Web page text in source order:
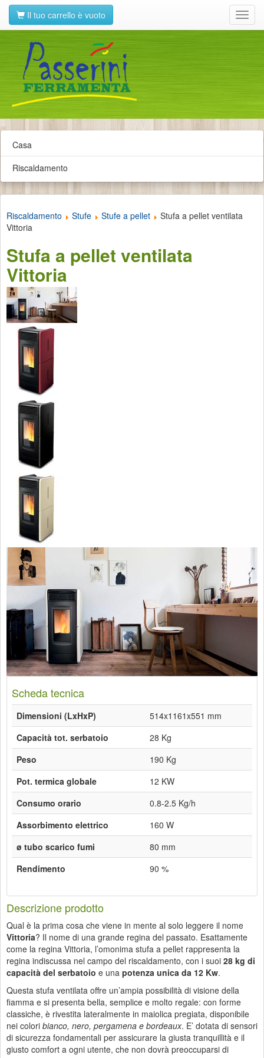
Il tuo carrello è vuoto
Casa
Riscaldamento
Riscaldamento Stufe Stufe a pellet
Stufa a pellet ventilata
Vittoria
Stufa a pellet ventilata
Vittoria
Scheda tecnica
Dimensioni (LxHxP)
514x1161x551 mm
Capacità tot. serbatoio
28 Kg
Peso
190 Kg
Pot. termica globale
12 KW
Consumo orario
0.8-2.5 Kg/h
Assorbimento elettrico
160 W
ø tubo scarico fumi
80 mm
Rendimento
90 %
Descrizione prodotto
Qual è la prima cosa che viene in mente al solo leggere il nome
Vittoria? Il nome di una grande regina del passato. Esattamente
come la regina Vittoria, l’omonima stufa a pellet rappresenta la
regina indiscussa nel campo del riscaldamento, con i suoi 28 kg di
capacità del serbatoio e una potenza unica da 12 Kw.
Questa stufa ventilata offre un’ampia possibilità di visione della
fiamma e si presenta bella, semplice e molto regale: con forme
classiche, è rivestita lateralmente in maiolica pregiata, disponibile
nei colori bianco, nero, pergamena e bordeaux. E’ dotata di sensori
di sicurezza fondamentali per assicurare la giusta tranquillità e il
giusto comfort a ogni utente, che non dovrà preoccuparsi di